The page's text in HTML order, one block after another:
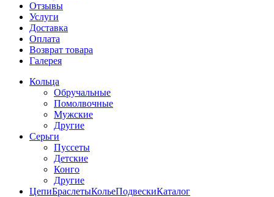
Отзывы
Услуги
Доставка
Оплата
Возврат товара
Галерея
Кольца
Обручальные
Помолвочные
Мужские
Другие
Серьги
Пуссеты
Детские
Конго
Другие
ЦепиБраслетыКольеПодвескиКаталог